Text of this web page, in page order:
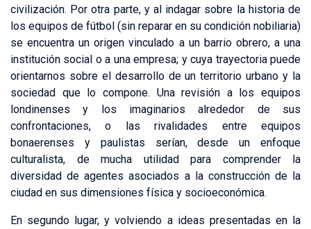
civilización. Por otra parte, y al indagar sobre la historia de
los equipos de fútbol (sin reparar en su condición nobiliaria)
se encuentra un origen vinculado a un barrio obrero, a una
institución social o a una empresa; y cuya trayectoria puede
orientarnos sobre el desarrollo de un territorio urbano y la
sociedad que lo compone. Una revisión a los equipos
londinenses y los imaginarios alrededor de sus
confrontaciones, o las rivalidades entre equipos
bonaerenses y paulistas serían, desde un enfoque
culturalista, de mucha utilidad para comprender la
diversidad de agentes asociados a la construcción de la
ciudad en sus dimensiones física y socioeconómica.
En segundo lugar, y volviendo a ideas presentadas en la